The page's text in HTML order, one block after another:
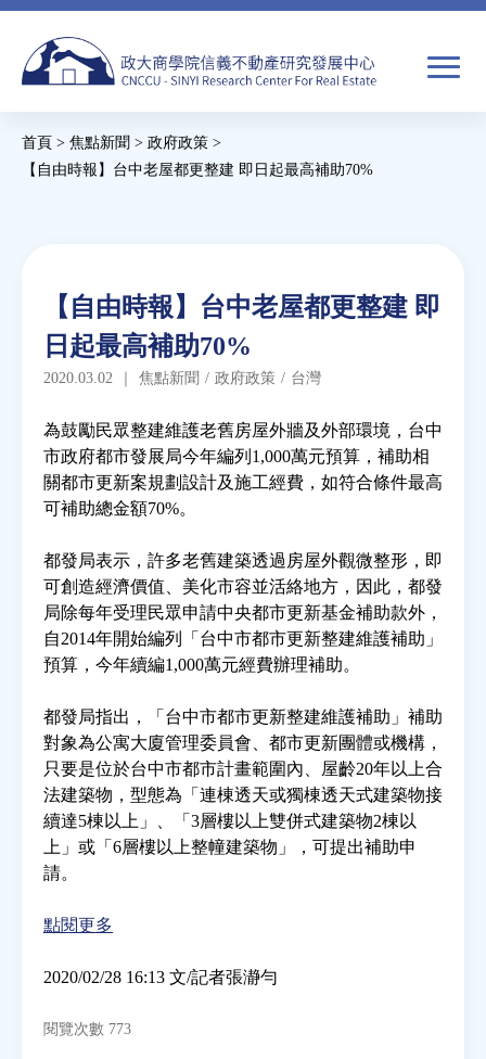
Jump
navigation
搜
搜
尋
焦點新聞
房市分析
研究獎勵
電子報
相關連結
訂閱電子報
您
首頁 > 焦點新聞 > 政府政策 >
【自由時報】台中老屋都更整建 即日起最高補助70%
Back
top
【自由時報】台中老屋都更整建 即
日起最高補助70%
2020.03.02 ｜ 焦點新聞 / 政府政策 / 台灣
為鼓勵民眾整建維護老舊房屋外牆及外部環境，台中
市政府都市發展局今年編列1,000萬元預算，補助相
關都市更新案規劃設計及施工經費，如符合條件最高
可補助總金額70%。
都發局表示，許多老舊建築透過房屋外觀微整形，即
可創造經濟價值、美化市容並活絡地方，因此，都發
局除每年受理民眾申請中央都市更新基金補助款外，
自2014年開始編列「台中市都市更新整建維護補助」
預算，今年續編1,000萬元經費辦理補助。
都發局指出，「台中市都市更新整建維護補助」補助
對象為公寓大廈管理委員會、都市更新團體或機構，
只要是位於台中市都市計畫範圍內、屋齡20年以上合
法建築物，型態為「連棟透天或獨棟透天式建築物接
續達5棟以上」、「3層樓以上雙併式建築物2棟以
上」或「6層樓以上整幢建築物」，可提出補助申
請。
點閱更多
2020/02/28 16:13 文/記者張瀞勻
閱覽次數 773